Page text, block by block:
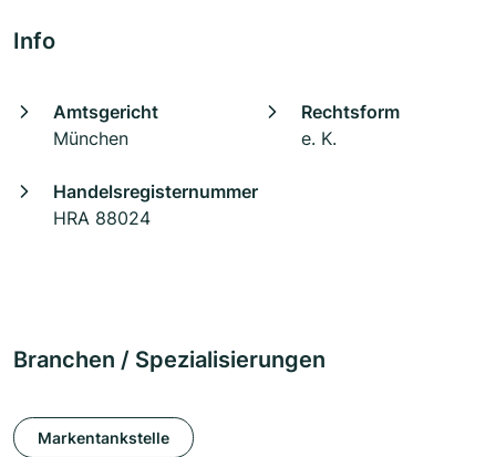
Info
Amtsgericht
München
Rechtsform
e. K.
Handelsregisternummer
HRA 88024
Branchen / Spezialisierungen
Markentankstelle